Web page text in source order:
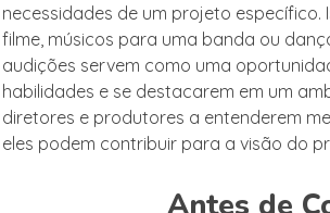
necessidades de um projeto
filme, músicos para uma banda ou
audições servem como uma
habilidades e se destacarem em um
diretores e produtores a entenderem
eles podem contribuir para a visão do